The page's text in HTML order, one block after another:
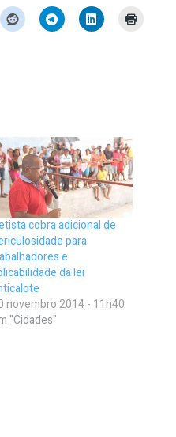
cobra adicional de
para
e
da lei
novembro 2014 - 11h40
"Cidades"